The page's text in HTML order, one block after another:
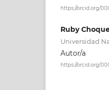
https://orcid.org/
Ruby
Universidad
Autor/a
https://orcid.org/